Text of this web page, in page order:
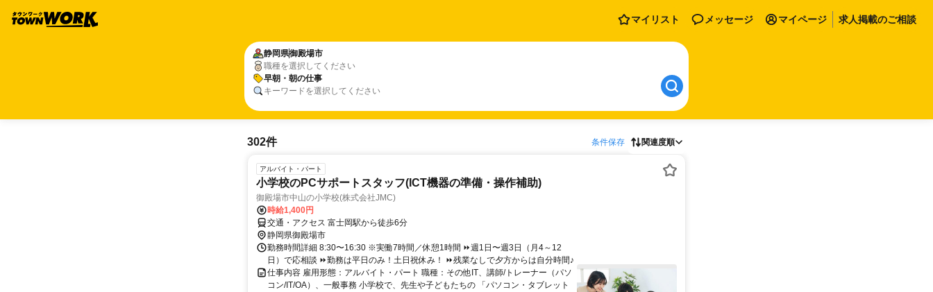
マイリスト メッセージ マイページ 求人掲載のご相談
静岡県御殿場市
職種を選択してください
早朝・朝の仕事
キーワードを選択してください
302件 条件保存 関連度順
アルバイト・パート
小学校のPCサポートスタッフ(ICT機器の準備・操作補助)
御殿場市中山の小学校(株式会社JMC)
時給1,400円
交通・アクセス 富士岡駅から徒歩6分
静岡県御殿場市
勤務時間詳細 8:30〜16:30 ※実働7時間／休憩1時間 ⏩週1日〜週3日（月4～12
日）で応相談 ⏩勤務は平日のみ！土日祝休み！ ⏩残業なしで夕方からは自分時間♪
仕事内容 雇用形態：アルバイト・パート 職種：その他IT、講師/トレーナー（パソ
コン/IT/OA）、一般事務 小学校で、先生や子どもたちの 「パソコン・タブレット